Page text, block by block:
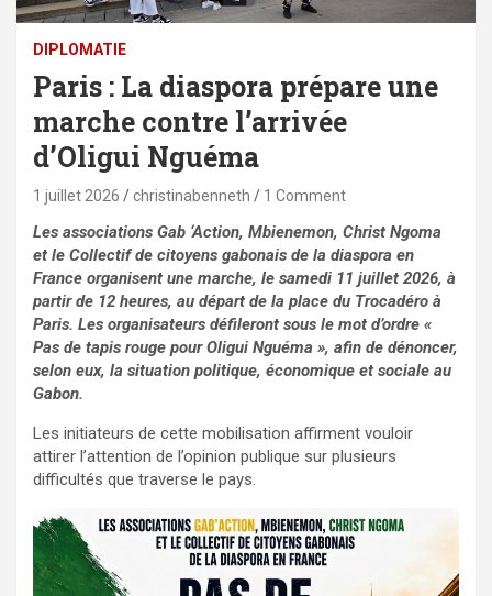
DIPLOMATIE
Paris : La diaspora prépare une
marche contre l’arrivée
d’Oligui Nguéma
1 juillet 2026 christinabenneth 1 Comment
Les associations Gab ‘Action, Mbienemon, Christ Ngoma
et le Collectif de citoyens gabonais de la diaspora en
France organisent une marche, le samedi 11 juillet 2026, à
partir de 12 heures, au départ de la place du Trocadéro à
Paris. Les organisateurs défileront sous le mot d’ordre «
Pas de tapis rouge pour Oligui Nguéma », afin de dénoncer,
selon eux, la situation politique, économique et sociale au
Gabon.
Les initiateurs de cette mobilisation affirment vouloir
attirer l’attention de l’opinion publique sur plusieurs
difficultés que traverse le pays.